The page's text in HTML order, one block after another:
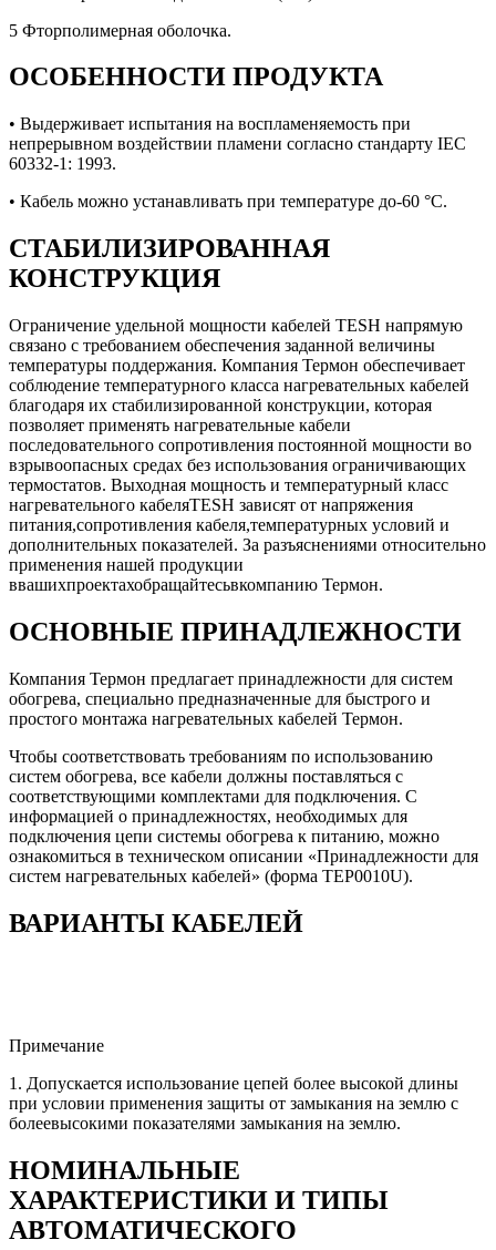
5 Фторполимерная оболочка.
ОСОБЕННОСТИ ПРОДУКТА
• Выдерживает испытания на воспламеняемость при
непрерывном воздействии пламени согласно стандарту IEC
60332-1: 1993.
• Кабель можно устанавливать при температуре до-60 °C.
СТАБИЛИЗИРОВАННАЯ
КОНСТРУКЦИЯ
Ограничение удельной мощности кабелей TESH напрямую
связано с требованием обеспечения заданной величины
температуры поддержания. Компания Термон обеспечивает
соблюдение температурного класса нагревательных кабелей
благодаря их стабилизированной конструкции, которая
позволяет применять нагревательные кабели
последовательного сопротивления постоянной мощности во
взрывоопасных средах без использования ограничивающих
термостатов. Выходная мощность и температурный класс
нагревательного кабеляTESH зависят от напряжения
питания,сопротивления кабеля,температурных условий и
дополнительных показателей. За разъяснениями относительно
применения нашей продукции
ввашихпроектахобращайтесьвкомпанию Термон.
ОСНОВНЫЕ ПРИНАДЛЕЖНОСТИ
Компания Термон предлагает принадлежности для систем
обогрева, специально предназначенные для быстрого и
простого монтажа нагревательных кабелей Термон.
Чтобы соответствовать требованиям по использованию
систем обогрева, все кабели должны поставляться с
соответствующими комплектами для подключения. C
информацией о принадлежностях, необходимых для
подключения цепи системы обогрева к питанию, можно
ознакомиться в техническом описании «Принадлежности для
систем нагревательных кабелей» (форма TEP0010U).
ВАРИАНТЫ КАБЕЛЕЙ
Примечание
1. Допускается использование цепей более высокой длины
при условии применения защиты от замыкания на землю с
болеевысокими показателями замыкания на землю.
НОМИНАЛЬНЫЕ
ХАРАКТЕРИСТИКИ И ТИПЫ
АВТОМАТИЧЕСКОГО